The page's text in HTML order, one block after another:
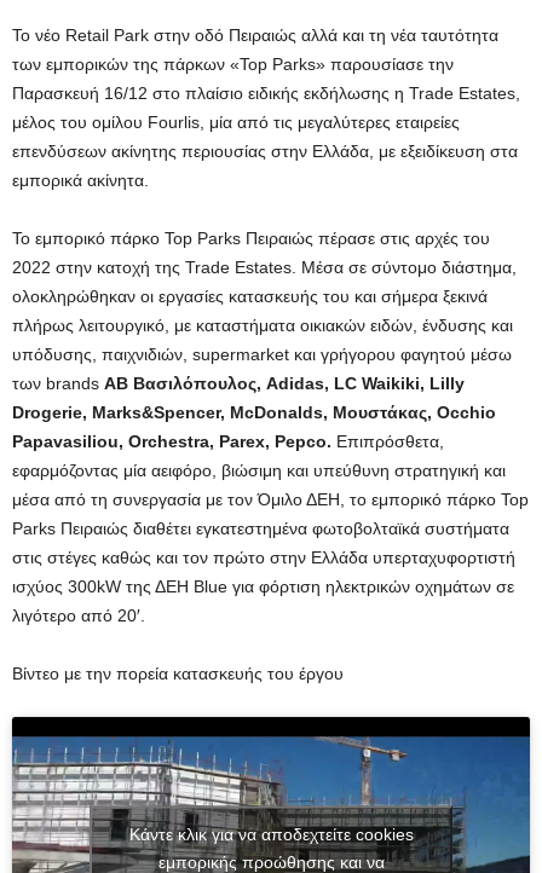
Το νέο Retail Park στην οδό Πειραιώς αλλά και τη νέα ταυτότητα
των εμπορικών της πάρκων «Top Parks» παρουσίασε την
Παρασκευή 16/12 στο πλαίσιο ειδικής εκδήλωσης η Trade Estates,
μέλος του ομίλου Fourlis, μία από τις μεγαλύτερες εταιρείες
επενδύσεων ακίνητης περιουσίας στην Ελλάδα, με εξειδίκευση στα
εμπορικά ακίνητα.
Το εμπορικό πάρκο Top Parks Πειραιώς πέρασε στις αρχές του
2022 στην κατοχή της Trade Estates. Μέσα σε σύντομο διάστημα,
ολοκληρώθηκαν οι εργασίες κατασκευής του και σήμερα ξεκινά
πλήρως λειτουργικό, με καταστήματα οικιακών ειδών, ένδυσης και
υπόδυσης, παιχνιδιών, supermarket και γρήγορου φαγητού μέσω
των brands ΑΒ Βασιλόπουλος, Adidas, LC Waikiki, Lilly
Drogerie, Marks&Spencer, McDonalds, Μουστάκας, Occhio
Papavasiliou, Orchestra, Parex, Pepco. Επιπρόσθετα,
εφαρμόζοντας μία αειφόρο, βιώσιμη και υπεύθυνη στρατηγική και
μέσα από τη συνεργασία με τον Όμιλο ΔΕΗ, το εμπορικό πάρκο Top
Parks Πειραιώς διαθέτει εγκατεστημένα φωτοβολταϊκά συστήματα
στις στέγες καθώς και τον πρώτο στην Ελλάδα υπερταχυφορτιστή
ισχύος 300kW της ΔΕΗ Blue για φόρτιση ηλεκτρικών οχημάτων σε
λιγότερο από 20′.
Βίντεο με την πορεία κατασκευής του έργου
Κάντε κλικ για να αποδεχτείτε cookies
εμπορικής προώθησης και να